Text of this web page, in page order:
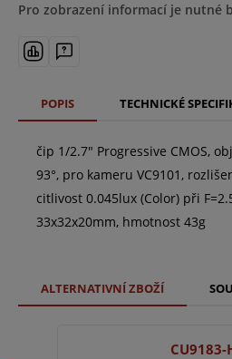
Pro zobrazení informací je nutné
POPIS TECHNICKÉ
čip 1/2.7" Progressive CMOS,
93°, pro kameru VC9101,
citlivost 0.045lux (Color) při
33x32x20mm, hmotnost 43g
ALTERNATIVNÍ ZBOŽÍ
CU9183-